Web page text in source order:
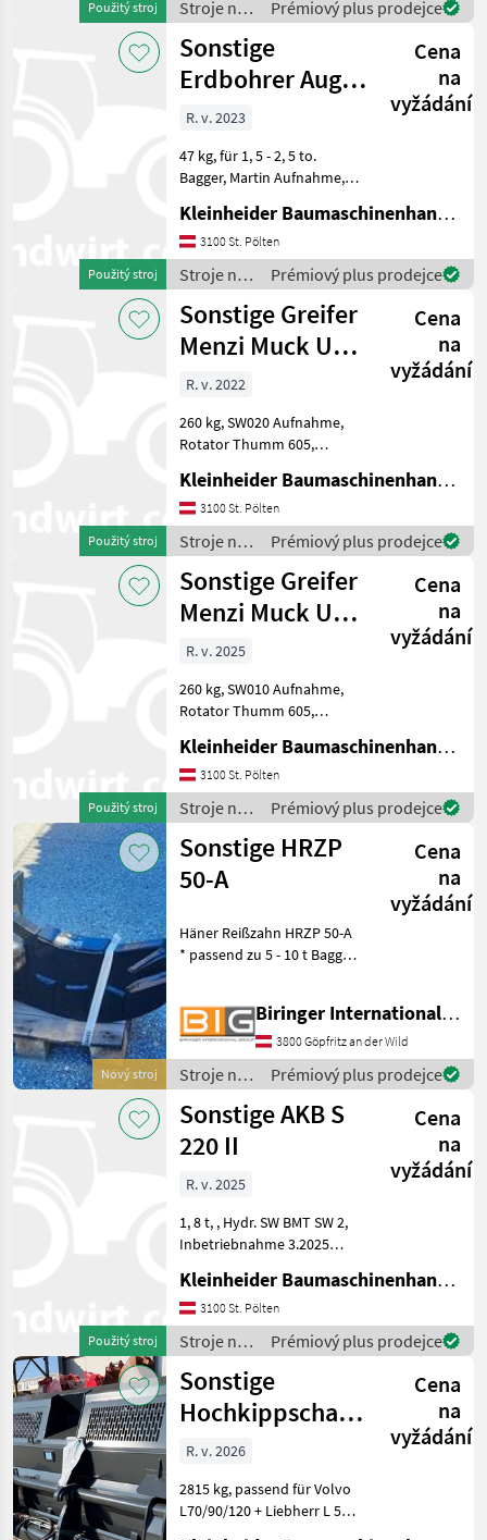
Použitý stroj
Stroje na
stavbu /
Sonstige
Prémiový plus prodejce
Použitý stroj
Sonstige
Erdbohrer Auger
Torque X 2500
Cena
na
vyžádání
R. v. 2023
47 kg, für 1, 5 - 2, 5 to.
Bagger, Martin Aufnahme,
Holzspalter, 1 Bohrer Stroje
na stavbu príslušenstvo
rýpadla
Kleinheider Baumaschinenhandel GmbH.
3100 St. Pölten
Stroje na
stavbu /
Sonstige
Prémiový plus prodejce
Použitý stroj
Sonstige Greifer
Menzi Muck UG
05 mit
Schneidkante
M10
Cena
na
vyžádání
R. v. 2022
260 kg, SW020 Aufnahme,
Rotator Thumm 605,
Unterschraubwendemesser
Stroje na stavbu
príslušenstvo rýpadla
Kleinheider Baumaschinenhandel GmbH.
3100 St. Pölten
Stroje na
stavbu /
Sonstige
Prémiový plus prodejce
Použitý stroj
Sonstige Greifer
Menzi Muck UG
05 M10
Cena
na
vyžádání
R. v. 2025
260 kg, SW010 Aufnahme,
Rotator Thumm 605,
Stroje na stavbu
príslušenstvo rýpadla
Kleinheider Baumaschinenhandel GmbH.
3100 St. Pölten
Stroje na
stavbu /
Sonstige
Prémiový plus prodejce
Nový stroj
Sonstige HRZP
50-A
Cena
na
vyžádání
Häner Reißzahn HRZP 50-A
* passend zu 5 - 10 t Bagger
System Ø 50 mm *
Eigengewicht: 65 kg druh
príslušenstva: Zub roz
Biringer International GmbH
3800 Göpfritz an der Wild
Stroje na
stavbu /
Sonstige
Prémiový plus prodejce
Použitý stroj
Sonstige AKB S
220 II
Cena
na
vyžádání
R. v. 2025
1, 8 t, , Hydr. SW BMT SW 2,
Inbetriebnahme 3.2025
príslušenstvo rýpadla
Kleinheider Baumaschinenhandel GmbH.
3100 St. Pölten
Stroje na
stavbu /
Sonstige
Prémiový plus prodejce
Sonstige
Hochkippschaufel
HS-Z2 6 m3
Cena
na
vyžádání
R. v. 2026
2815 kg, passend für Volvo
L70/90/120 + Liebherr L 550